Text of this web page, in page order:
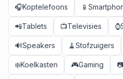
🎧Koptelefoons 📱
📲Tablets 📺Televisies ⌚
🔊Speakers 🧹Stofzuigers
❄️Koelkasten 🎮Gaming